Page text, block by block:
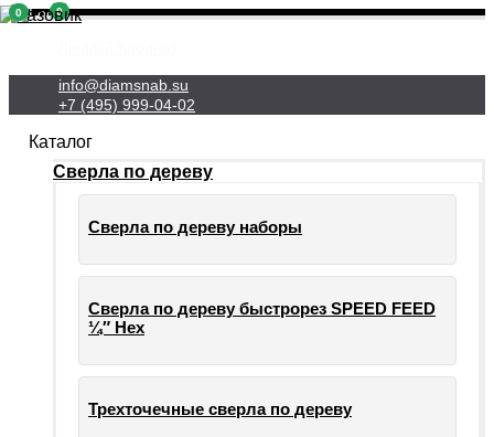
info@diamsnab.su
+7 (495) 999-04-02
0
Каталог
Сверла по дереву
Сверла по дереву наборы
Сверла по дереву быстрорез SPEED FEED
¼″ Hex
Трехточечные сверла по дереву
0